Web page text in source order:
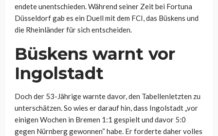
endete unentschieden. Während seiner Zeit bei Fortuna
Düsseldorf gab es ein Duell mit dem FCI, das Büskens und
die Rheinländer für sich entscheiden.
Büskens warnt vor
Ingolstadt
Doch der 53-Jährige warnte davor, den Tabellenletzten zu
unterschätzen. So wies er darauf hin, dass Ingolstadt „vor
einigen Wochen in Bremen 1:1 gespielt und davor 5:0
gegen Nürnberg gewonnen“ habe. Er forderte daher volles